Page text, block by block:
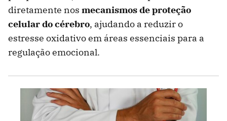
diretamente nos mecanismos de proteção
celular do cérebro, ajudando a reduzir o
estresse oxidativo em áreas essenciais para a
regulação emocional.